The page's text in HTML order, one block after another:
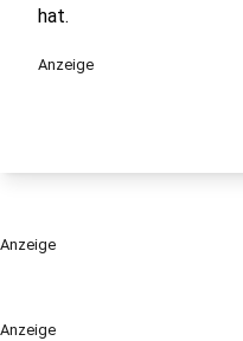
Anzeige
hat.
Anzeige
Anzeige